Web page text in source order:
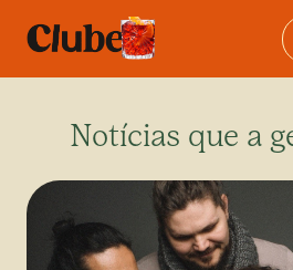
Notícias que a